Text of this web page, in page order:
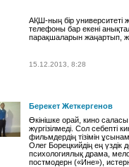
Kazaksha_-_Bejbit_Korgan_-
Kazahskaya_narodnaya_pesnya_-
Алия Абілкайыр - Коштасайык
Kazaksha_-_Bejbit_Korgan_-
АҚШ-ның бір университеті
телефоны бар екені
парақшаларын жаңартып,
15.12.2013, 8:28
Берекет Жеткергенов
Өкінішке орай, кино
жүргізілмеді. Сол себепті
фильмдердің тізімін
Олег Борецкийдің ең үздік
психологиялық драма,
постмодерн («Ине»),